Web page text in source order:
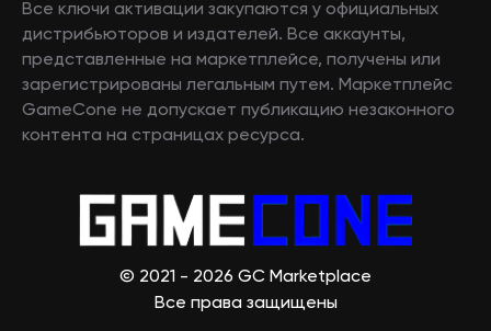
Все ключи активации закупаются у официальных
дистрибьюторов и издателей. Все аккаунты,
представленные на маркетплейсе, получены или
зарегистрированы легальным путем. Маркетплейс
GameCone не допускает публикацию незаконного
контента на страницах ресурса.
© 2021 - 2026 GC Marketplace
Все права защищены